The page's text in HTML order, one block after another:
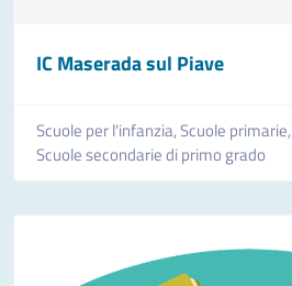
IC Maserada sul Piave
Scuole per l'infanzia,Scuole primarie,
Scuole secondarie di primo grado